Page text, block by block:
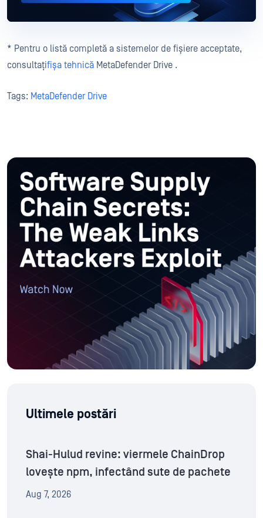
* Pentru o listă completă a sistemelor de fișiere acceptate,
consultațifișa tehnică MetaDefender Drive .
Tags: MetaDefender Drive
Ultimele postări
Shai-Hulud revine: viermele ChainDrop
lovește npm, infectând sute de pachete
Aug 7, 2026